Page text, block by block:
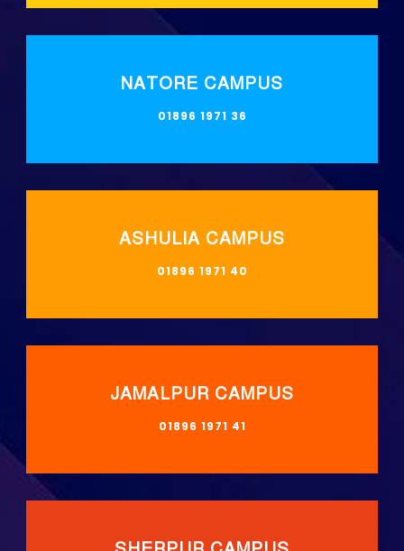
NATORE CAMPUS
01896 1971 36
ASHULIA CAMPUS
01896 1971 40
JAMALPUR CAMPUS
01896 1971 41